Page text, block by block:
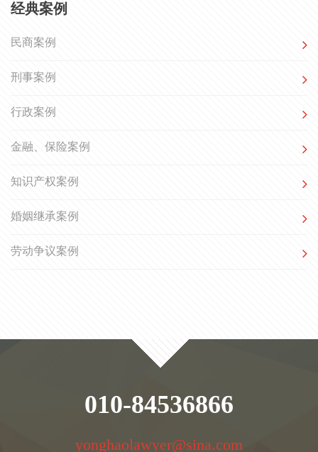
经典案例
民商案例
刑事案例
行政案例
金融、保险案例
知识产权案例
婚姻继承案例
劳动争议案例
010-84536866
yonghaolawyer@sina.com